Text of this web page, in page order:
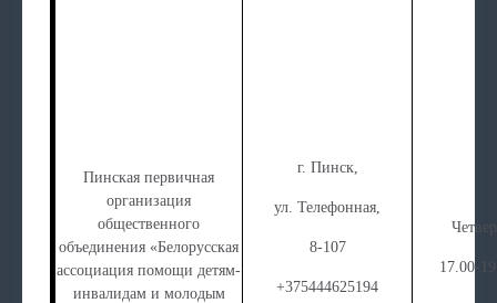
Пинская первичная
организация
общественного
объединения «Белорусская
ассоциация помощи детям-
инвалидам и молодым
г. Пинск,
ул. Телефонная,
8-107
+375444625194
17.00-